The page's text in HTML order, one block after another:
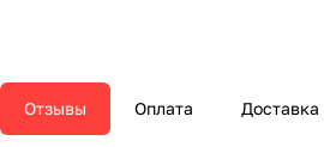
Отзывы Оплата Доставка